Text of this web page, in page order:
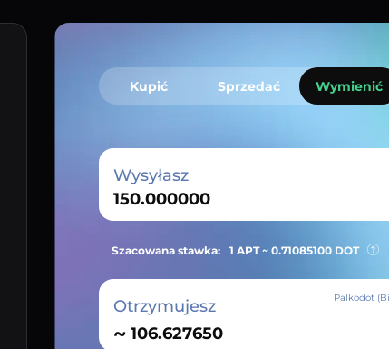
Kupić Sprzedać Wymienić
Wysyłasz
Szacowana stawka: 1 APT ~ 0.71085100 DOT
Otrzymujesz
~
Palkodot